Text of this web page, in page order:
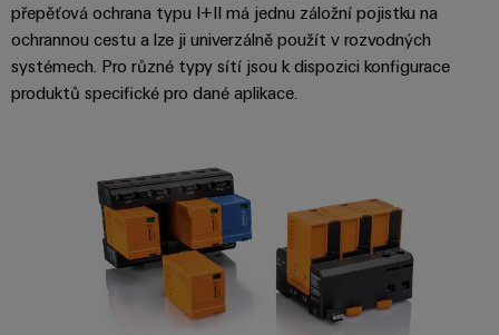
přepěťová ochrana typu I+II má jednu záložní pojistku na
ochrannou cestu a lze ji univerzálně použít v rozvodných
systémech. Pro různé typy sítí jsou k dispozici konfigurace
produktů specifické pro dané aplikace.